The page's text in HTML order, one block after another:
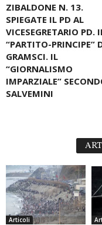
ZIBALDONE N. 13.
SPIEGATE IL PD AL
VICESEGRETARIO PD.
“PARTITO-PRINCIPE”
GRAMSCI. IL
“GIORNALISMO
IMPARZIALE”
SALVEMINI
Articoli